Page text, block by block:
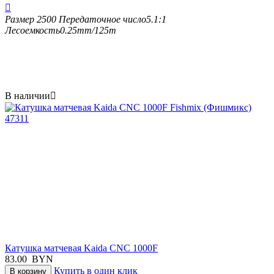

Размер 2500 Передаточное число5.1:1
Лесоемкость0.25mm/125m
В наличии
Катушка матчевая Kaida CNC 1000F
83.00 BYN
В корзину Купить в один клик